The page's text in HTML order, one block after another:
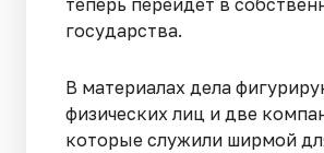
теперь перейдет в
государства.
В материалах дела
физических лиц и две
которые служили ширмой